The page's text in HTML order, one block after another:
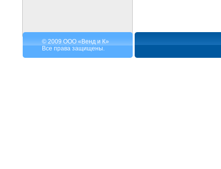
© 2009 ООО «Венд и К»
Все права защищены.